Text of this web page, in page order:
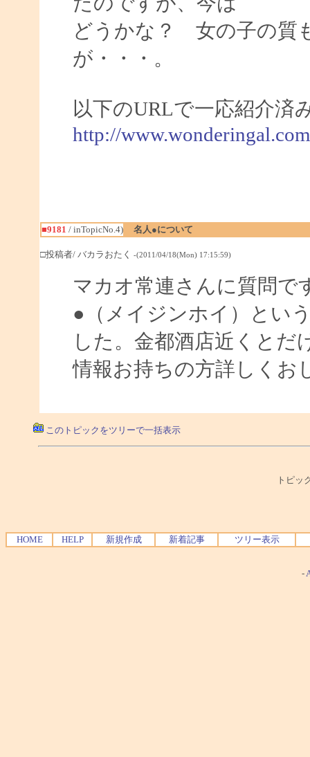
どうかな？ 女の子の質
が・・・。
以下のURLで一応紹介済
http://
■9181 / inTopicNo.4) 名人●について
□投稿者/ バカラおたく -(2011/04/18(Mon) 17:15:59)
マカオ常連さんに質問で
●（メイジンホイ）とい
した。金都酒店近くとだ
情報お持ちの方詳しくお
このトピックをツリーで一括表示
トピッ
HOME HELP 新規作成 新着記事 ツリー表示
-